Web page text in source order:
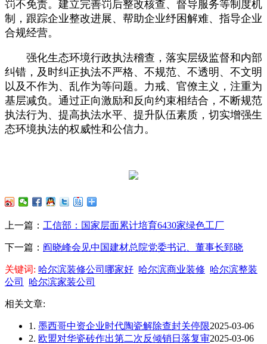
罚不免责。建立完善罚后整改核查、督导服务等制度机
制，跟踪企业整改进展、帮助企业纾困解难、指导企业
合规经营。
强化生态环境行政执法稽查，落实层级监督和内部
纠错，及时纠正执法不严格、不规范、不透明、不文明
以及不作为、乱作为等问题。力戒、官僚主义，注重为
基层减负。通过正向激励和反向约束相结合，不断规范
执法行为、提高执法水平、提升队伍素质，切实增强生
态环境执法的权威性和公信力。
上一篇： 工信部：国家层面累计培育6430家绿色工厂
下一篇： 阎晓峰会见中国建材总院党委书记、董事长郅晓
关键词: 哈尔滨装修公司哪家好 哈尔滨商业装修 哈尔滨整装
公司
哈尔滨家装公司
相关文章:
1. 墨西哥中资企业时代陶瓷解除查封关停限2025-03-06
2. 欧盟对华瓷砖作出第二次反倾销日落复审2025-03-06